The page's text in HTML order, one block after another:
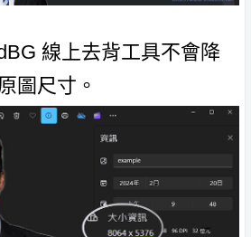
線上去背工具不會降
圖尺寸。